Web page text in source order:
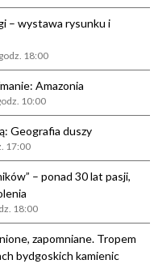
– wystawa rysunku i
18:00
Amazonia
10:00
Geografia duszy
17:00
– ponad 30 lat pasji,
18:00
zapomniane. Tropem
bydgoskich kamienic